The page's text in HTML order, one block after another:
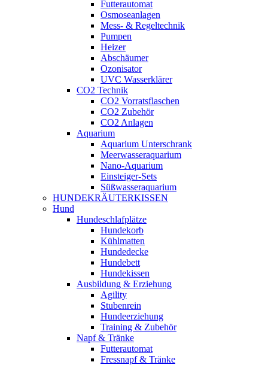
Futterautomat
Osmoseanlagen
Mess- & Regeltechnik
Pumpen
Heizer
Abschäumer
Ozonisator
UVC Wasserklärer
CO2 Technik
CO2 Vorratsflaschen
CO2 Zubehör
CO2 Anlagen
Aquarium
Aquarium Unterschrank
Meerwasseraquarium
Nano-Aquarium
Einsteiger-Sets
Süßwasseraquarium
HUNDEKRÄUTERKISSEN
Hund
Hundeschlafplätze
Hundekorb
Kühlmatten
Hundedecke
Hundebett
Hundekissen
Ausbildung & Erziehung
Agility
Stubenrein
Hundeerziehung
Training & Zubehör
Napf & Tränke
Futterautomat
Fressnapf & Tränke